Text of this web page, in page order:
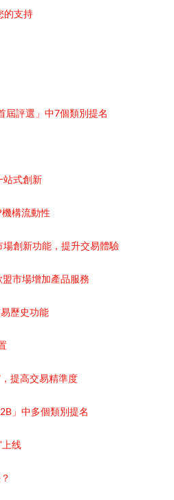
的支持
屆評選」中7個類別提名
站式創新
構流動性
場創新功能，提升交易體驗
市場增加產品服務
歷史功能
提高交易精準度
」中多個類別提名
上线